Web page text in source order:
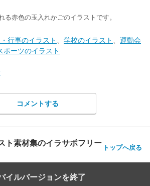
る赤色の玉入れかごのイラストです。
行事のイラスト 学校のイラスト
運動会
ポーツのイラスト
コメントする
ト素材集のイラサポフリー トップへ戻る
イルバージョンを終了